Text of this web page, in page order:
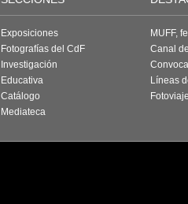
Exposiciones
Fotografías del CdF
Investigación
Educativa
Catálogo
Mediateca
MUFF,
Canal
Líneas